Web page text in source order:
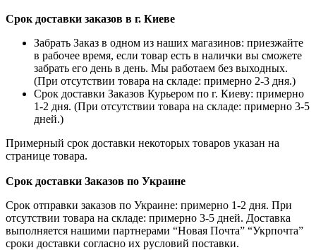
Срок доставки заказов в г. Киеве
Забрать Заказ в одном из наших магазинов: приезжайте
в рабочее время, если товар есть в налички вы сможете
забрать его день в день. Мы работаем без выходных.
(При отсутствии товара на складе: примерно 2-3 дня.)
Срок доставки Заказов Курьером по г. Киеву: примерно
1-2 дня. (При отсутствии товара на складе: примерно 3-5
дней.)
Примерный срок доставки некоторых товаров указан на
странице товара.
Срок доставки Заказов по Украине
Срок отправки заказов по Украине: примерно 1-2 дня. При
отсутствии товара на складе: примерно 3-5 дней. Доставка
выполняется нашими партнерами “Новая Почта” “Укрпочта”
сроки доставки согласно их русловий поставки.